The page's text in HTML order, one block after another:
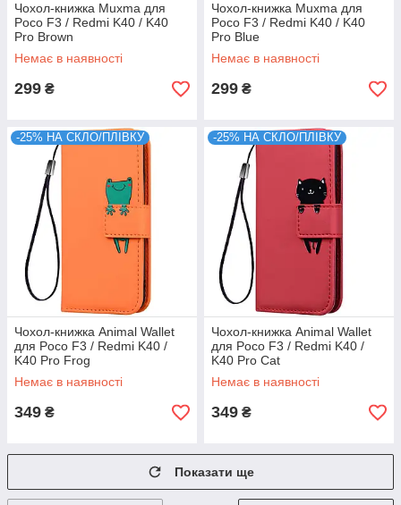
Чохол-книжка Muxma для
Poco F3 / Redmi K40 / K40
Pro Brown
Немає в наявності
299 ₴
Чохол-книжка Muxma для
Poco F3 / Redmi K40 / K40
Pro Blue
Немає в наявності
299 ₴
-25% НА СКЛО/ПЛІВКУ
Чохол-книжка Animal Wallet
для Poco F3 / Redmi K40 /
K40 Pro Frog
Немає в наявності
349 ₴
-25% НА СКЛО/ПЛІВКУ
Чохол-книжка Animal Wallet
для Poco F3 / Redmi K40 /
K40 Pro Cat
Немає в наявності
349 ₴
Показати ще